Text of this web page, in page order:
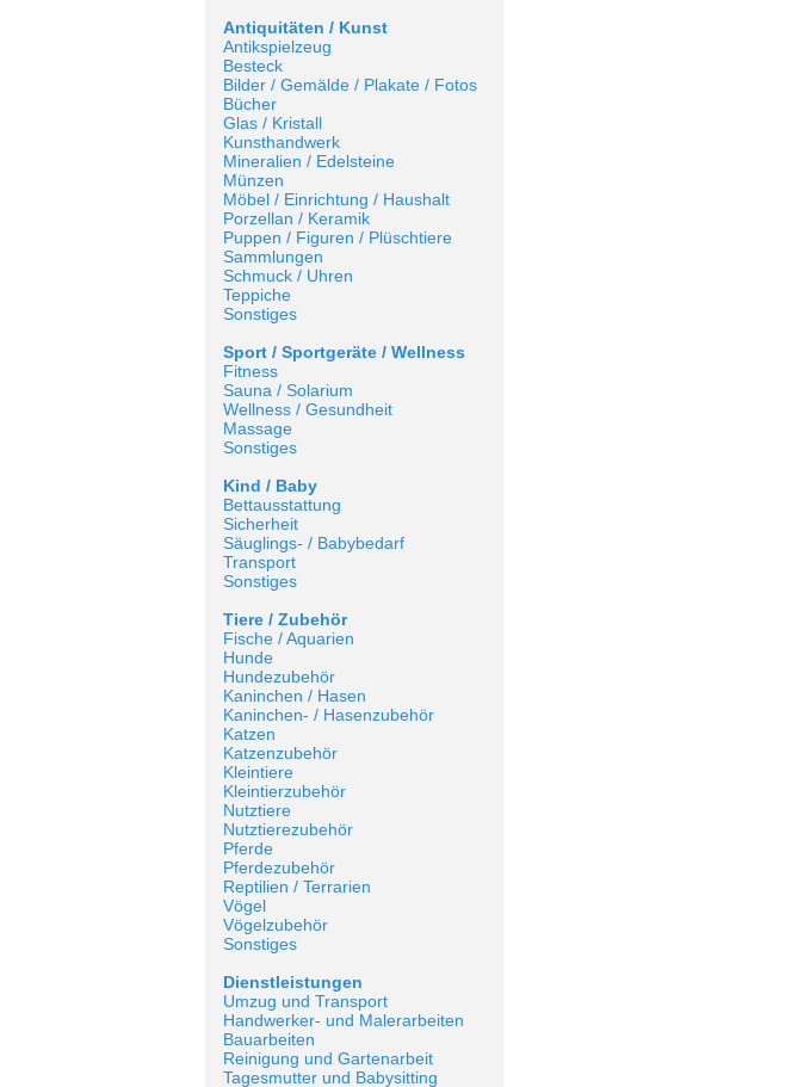
Antiquitäten / Kunst
Antikspielzeug
Besteck
Bilder / Gemälde / Plakate / Fotos
Bücher
Glas / Kristall
Kunsthandwerk
Mineralien / Edelsteine
Münzen
Möbel / Einrichtung / Haushalt
Porzellan / Keramik
Puppen / Figuren / Plüschtiere
Sammlungen
Schmuck / Uhren
Teppiche
Sonstiges
Sport / Sportgeräte / Wellness
Fitness
Sauna / Solarium
Wellness / Gesundheit
Massage
Sonstiges
Kind / Baby
Bettausstattung
Sicherheit
Säuglings- / Babybedarf
Transport
Sonstiges
Tiere / Zubehör
Fische / Aquarien
Hunde
Hundezubehör
Kaninchen / Hasen
Kaninchen- / Hasenzubehör
Katzen
Katzenzubehör
Kleintiere
Kleintierzubehör
Nutztiere
Nutztierezubehör
Pferde
Pferdezubehör
Reptilien / Terrarien
Vögel
Vögelzubehör
Sonstiges
Dienstleistungen
Umzug und Transport
Handwerker- und Malerarbeiten
Bauarbeiten
Reinigung und Gartenarbeit
Tagesmutter und Babysitting